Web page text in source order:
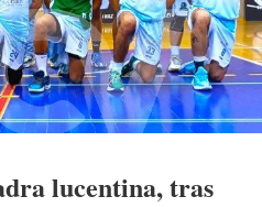
lucentina, tras